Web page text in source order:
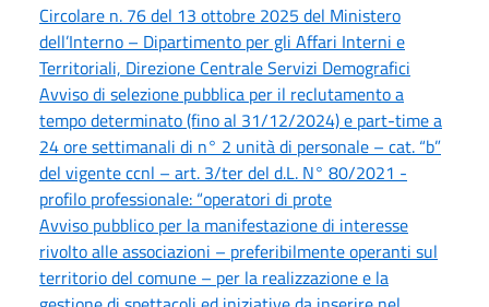
Circolare n. 76 del 13 ottobre 2025 del Ministero
dell’Interno – Dipartimento per gli Affari Interni e
Territoriali, Direzione Centrale Servizi Demografici
Avviso di selezione pubblica per il reclutamento a
tempo determinato (fino al 31/12/2024) e part-time a
24 ore settimanali di n° 2 unità di personale – cat. “b”
del vigente ccnl – art. 3/ter del d.L. N° 80/2021 -
profilo professionale: “operatori di prote
Avviso pubblico per la manifestazione di interesse
rivolto alle associazioni – preferibilmente operanti sul
territorio del comune – per la realizzazione e la